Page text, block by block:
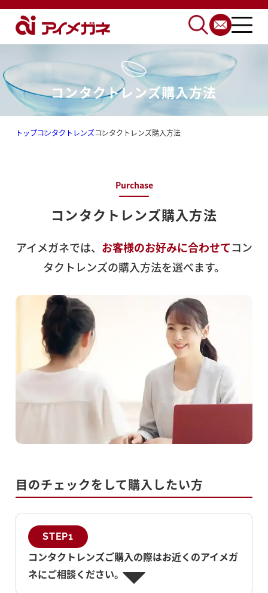
コンタクトレンズ購入方法
トップコンタクトレンズコンタクトレンズ購入方法
Purchase
コンタクトレンズ購入方法
アイメガネでは、 お客様のお好みに合わせてコン
タクトレンズの購入方法を選べます。
目のチェックをして購入したい方
STEP1
コンタクトレンズご購入の際はお近くのアイメガ
ネにご相談ください。